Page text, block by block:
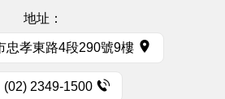
地址：
忠孝東路4段290號9樓
(02) 2349-1500